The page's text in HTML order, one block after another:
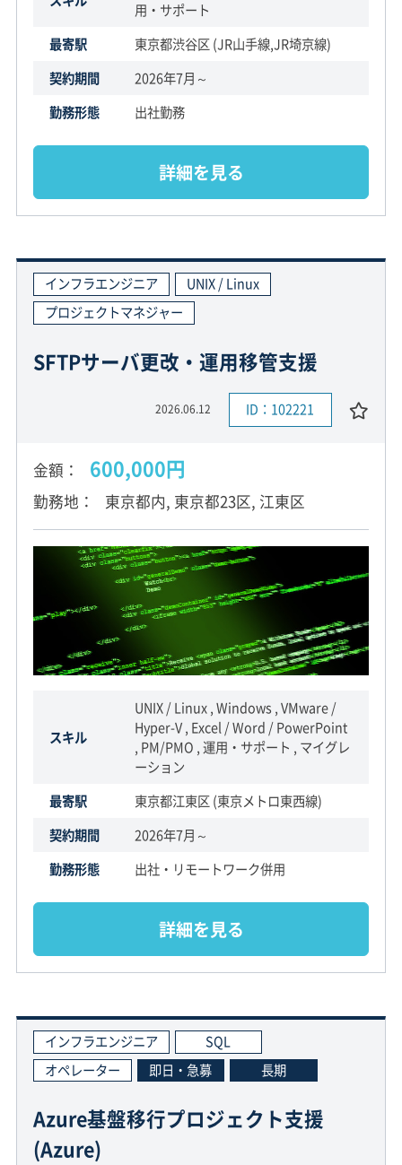
用・サポート
最寄駅
東京都渋谷区 (JR山手線,JR埼京線)
契約期間
2026年7月～
勤務形態
出社勤務
詳細を見る
インフラエンジニア
UNIX / Linux
プロジェクトマネジャー
SFTPサーバ更改・運用移管支援
2026.06.12 ID：102221
金額 600,000円
勤務地 東京都内, 東京都23区, 江東区
スキル
UNIX / Linux , Windows , VMware /
Hyper-V , Excel / Word / PowerPoint
, PM/PMO , 運用・サポート , マイグレ
ーション
最寄駅
東京都江東区 (東京メトロ東西線)
契約期間
2026年7月～
勤務形態
出社・リモートワーク併用
詳細を見る
インフラエンジニア
SQL
オペレーター
即日・急募 長期
Azure基盤移行プロジェクト支援
(Azure)